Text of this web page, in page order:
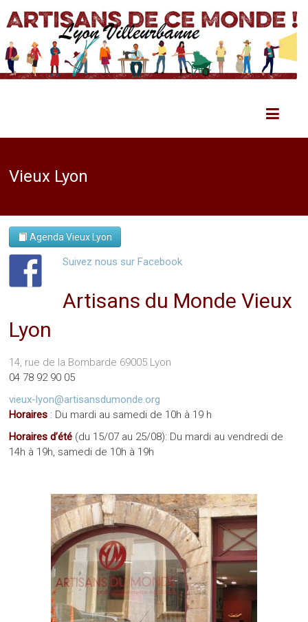
Vieux Lyon
Agenda Vieux Lyon
Suivez nous sur Facebook
Artisans du Monde Vieux
Lyon
14, rue de la Bombarde 69005 Lyon
04 78 92 90 05
vieux-lyon@artisansdumonde.org
Horaires : Du mardi au samedi de 10h à 19 h
Horaires d’été (du 15/07 au 25/08): Du mardi au vendredi de
14h à 19h, samedi de 10h à 19h